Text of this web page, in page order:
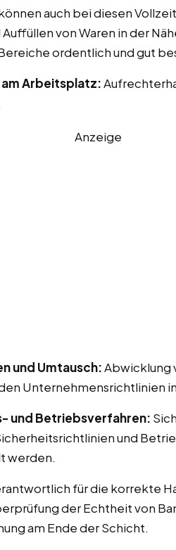
auch bei diesen
von Waren in der
ordentlich und gut
am Arbeitsplatz:
Anzeige
und Umtausch:Abwicklung
Unternehmensrichtlinien in
und Betriebsverfahren:
und
werden.
für die korrekte
der Echtheit von
am Ende der Schicht.